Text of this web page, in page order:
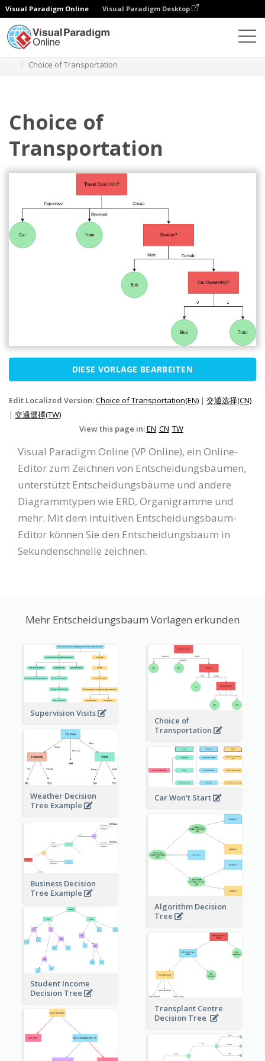
Visual Paradigm Online Visual Paradigm Desktop
Choice of Transportation
Choice of
Transportation
DIESE VORLAGE BEARBEITEN
Edit Localized Version:Choice of Transportation(EN) | 交通选择(CN)
| 交通選擇(TW)
View this page in:EN CN TW
Visual Paradigm Online (VP Online), ein Online-
Editor zum Zeichnen von Entscheidungsbäumen,
unterstützt Entscheidungsbäume und andere
Diagrammtypen wie ERD, Organigramme und
mehr. Mit dem intuitiven Entscheidungsbaum-
Editor können Sie den Entscheidungsbaum in
Sekundenschnelle zeichnen.
Mehr Entscheidungsbaum Vorlagen erkunden
Supervision Visits
Choice of
Transportation
Weather Decision
Tree Example
Car Won't Start
Algorithm Decision
Tree
Business Decision
Tree Example
Student Income
Decision Tree
Transplant Centre
Decision Tree